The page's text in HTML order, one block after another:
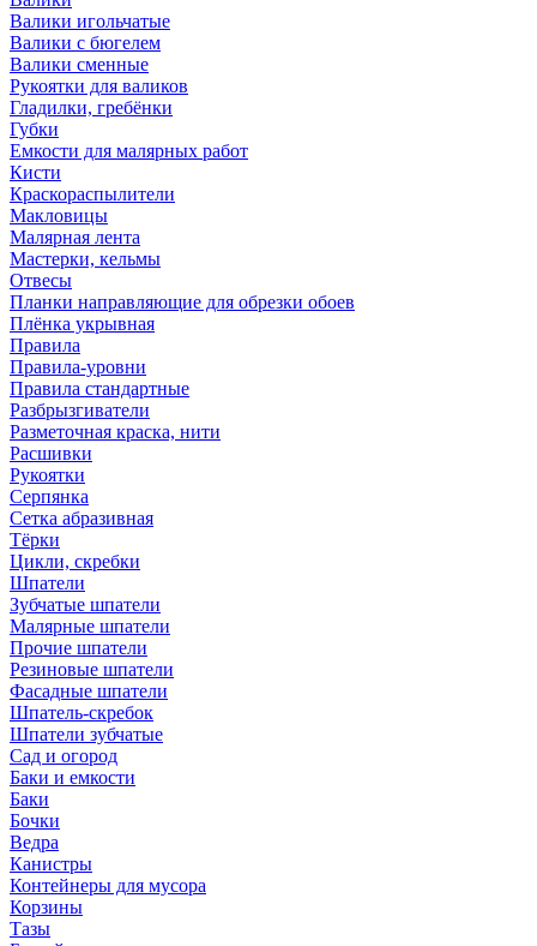
Валики игольчатые
Валики с бюгелем
Валики сменные
Рукоятки для валиков
Гладилки, гребёнки
Губки
Емкости для малярных работ
Кисти
Краскораспылители
Макловицы
Малярная лента
Мастерки, кельмы
Отвесы
Планки направляющие для обрезки обоев
Плёнка укрывная
Правила
Правила-уровни
Правила стандартные
Разбрызгиватели
Разметочная краска, нити
Расшивки
Рукоятки
Серпянка
Сетка абразивная
Тёрки
Цикли, скребки
Шпатели
Зубчатые шпатели
Малярные шпатели
Прочие шпатели
Резиновые шпатели
Фасадные шпатели
Шпатель-скребок
Шпатели зубчатые
Сад и огород
Баки и емкости
Баки
Бочки
Ведра
Канистры
Контейнеры для мусора
Корзины
Тазы